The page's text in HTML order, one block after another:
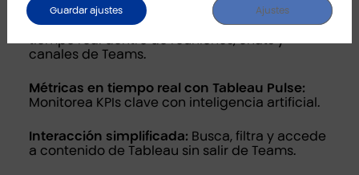
Colaboración mejorada:
Análisis de datos en
canales de Teams.
Métricas en tiempo real con Tableau Pulse:
Monitorea KPIs clave con inteligencia artificial.
Interacción simplificada: Busca, filtra y accede
a contenido de Tableau sin salir de Teams.
Ajustes
Guardar ajustes